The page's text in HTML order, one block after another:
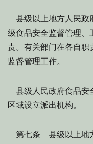
县级以上地方人民政
级食品安全监督管理、
责。有关部门在各自职
监督管理工作。
县级人民政府食品安
区域设立派出机构。
第七条 县级以上地